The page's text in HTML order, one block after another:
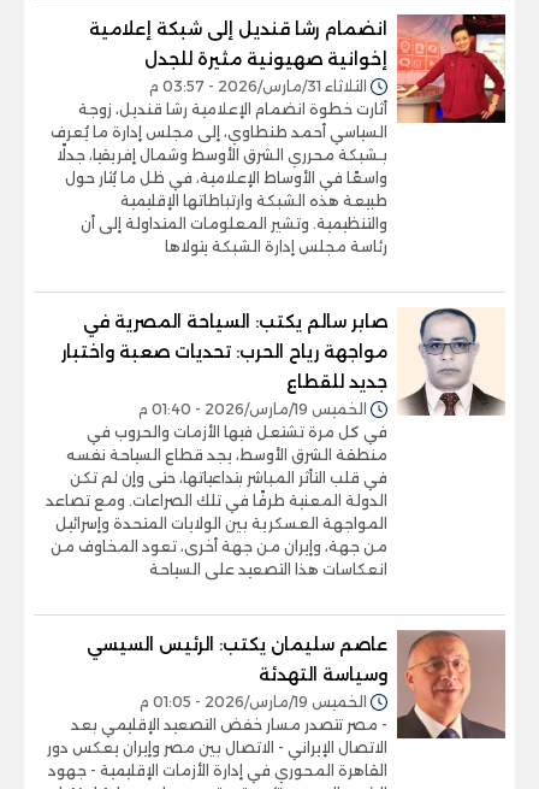
انضمام رشا قنديل إلى شبكة إعلامية
إخوانية صهيونية مثيرة للجدل
الثلاثاء 31/مارس/2026 - 03:57 م
أثارت خطوة انضمام الإعلامية رشا قنديل، زوجة
السياسي أحمد طنطاوي، إلى مجلس إدارة ما يُعرف
بـشبكة محرري الشرق الأوسط وشمال إفريقيا، جدلًا
واسعًا في الأوساط الإعلامية، في ظل ما يُثار حول
طبيعة هذه الشبكة وارتباطاتها الإقليمية
والتنظيمية. وتشير المعلومات المتداولة إلى أن
رئاسة مجلس إدارة الشبكة يتولاها
صابر سالم يكتب: السياحة المصرية في
مواجهة رياح الحرب: تحديات صعبة واختبار
جديد للقطاع
الخميس 19/مارس/2026 - 01:40 م
في كل مرة تشتعل فيها الأزمات والحروب في
منطقة الشرق الأوسط، يجد قطاع السياحة نفسه
في قلب التأثر المباشر بتداعياتها، حتى وإن لم تكن
الدولة المعنية طرفًا في تلك الصراعات. ومع تصاعد
المواجهة العسكرية بين الولايات المتحدة وإسرائيل
من جهة، وإيران من جهة أخرى، تعود المخاوف من
انعكاسات هذا التصعيد على السياحة
عاصم سليمان يكتب: الرئيس السيسي
وسياسة التهدئة
الخميس 19/مارس/2026 - 01:05 م
- مصر تتصدر مسار خفض التصعيد الإقليمي بعد
الاتصال الإيراني - الاتصال بين مصر وإيران يعكس دور
القاهرة المحوري في إدارة الأزمات الإقليمية - جهود